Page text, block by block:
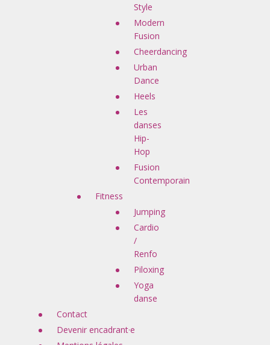
Style
Modern
Fusion
Cheerdancing
Urban
Dance
Heels
Les
danses
Hip-
Hop
Fusion
Contemporain
Fitness
Jumping
Cardio
/
Renfo
Piloxing
Yoga
danse
Contact
Devenir encadrant·e